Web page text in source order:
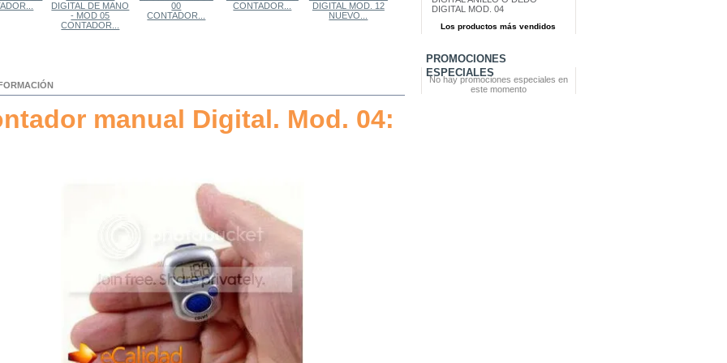
CONTADOR...
CONTADOR...
CONTADOR...
NUEVO...
manual Digital. Mod. 04:
DIGITAL MOD. 04
Los productos más vendidos
PROMOCIONES
ESPECIALES
No hay promociones especiales en
este momento